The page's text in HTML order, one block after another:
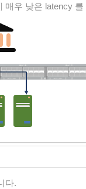
매우 낮은 latency
다.